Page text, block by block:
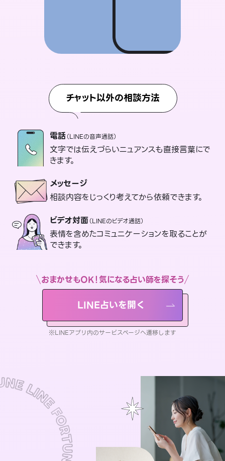
チャット以外の相談方法
電話（LINEの音声通話）
文字では伝えづらいニュアンスも直接言葉にで
きます。
メッセージ
相談内容をじっくり考えてから依頼できます。
ビデオ対面（LINEのビデオ通話）
表情を含めたコミュニケーションを取ることが
できます。
おまかせもOK！気になる占い師を探そう
LINE占いを開く
※LINEアプリ内のサービスページへ遷移します